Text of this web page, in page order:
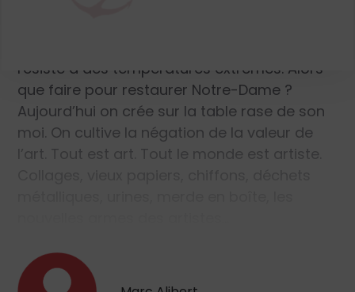
résisté à des températures extrêmes. Alors
que faire pour restaurer Notre-Dame ?
Aujourd’hui on crée sur la table rase de son
moi. On cultive la négation de la valeur de
l’art. Tout est art. Tout le monde est artiste.